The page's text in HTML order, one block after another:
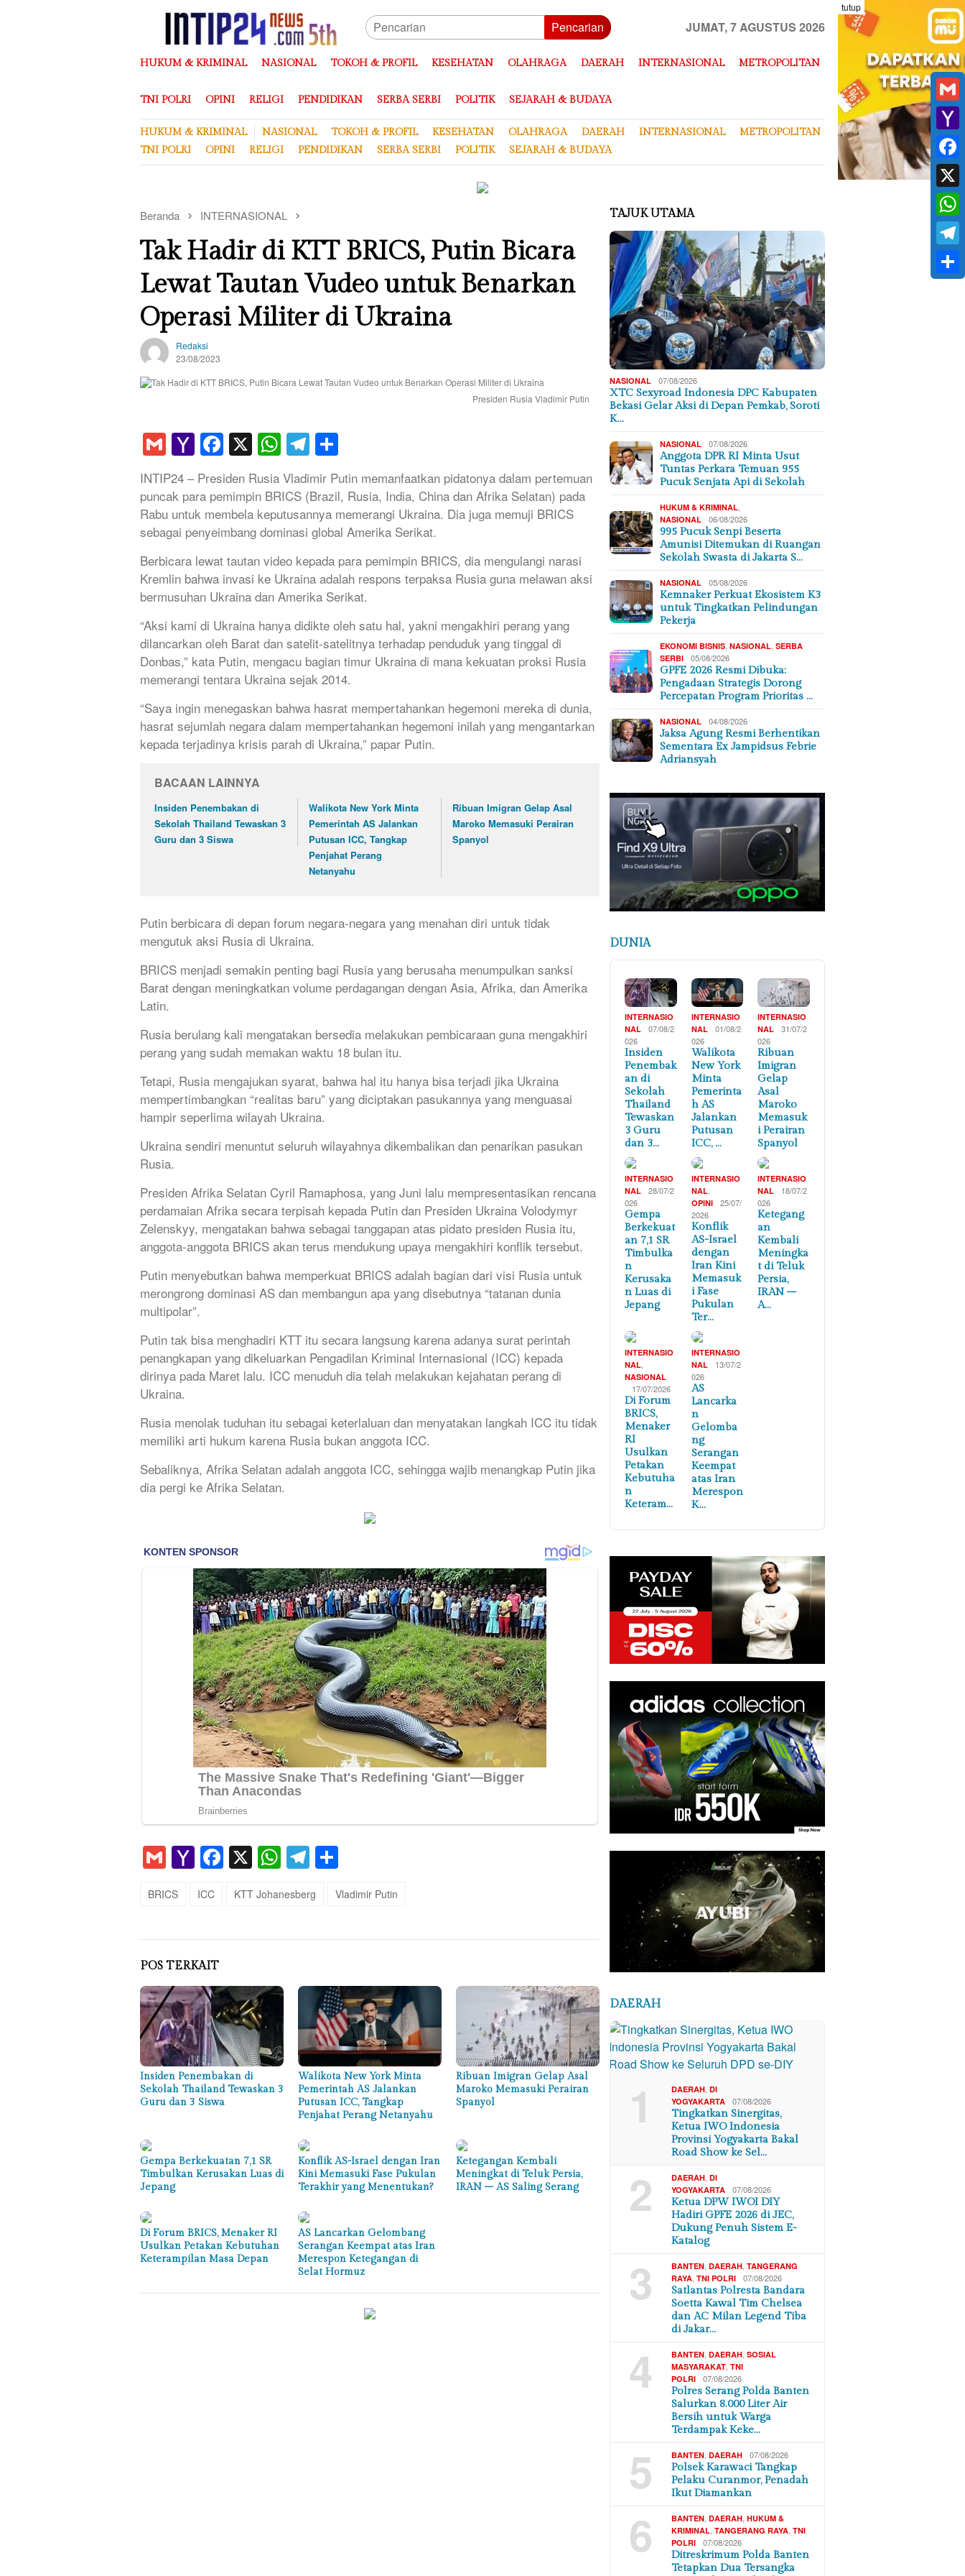
tutup
Pencarian JUMAT, 7 AGUSTUS 2026
HUKUM & KRIMINAL NASIONAL TOKOH & PROFIL KESEHATAN OLAHRAGA DAERAH INTERNASIONAL METROPOLITAN
TNI POLRI OPINI RELIGI PENDIDIKAN SERBA SERBI POLITIK SEJARAH & BUDAYA
HUKUM & KRIMINAL NASIONAL TOKOH & PROFIL KESEHATAN OLAHRAGA DAERAH INTERNASIONAL
METROPOLITAN
TNI POLRI
OPINI RELIGI PENDIDIKAN SERBA SERBI POLITIK SEJARAH & BUDAYA
Beranda INTERNASIONAL
Tak Hadir di KTT BRICS, Putin Bicara
Lewat Tautan Vudeo untuk Benarkan
Operasi Militer di Ukraina
Redaksi
23/08/2023
Presiden Rusia Vladimir Putin
GmailYahoo
Mail
Facebook
X WhatsApp
Telegram
INTIP24 – Presiden Rusia Vladimir Putin memanfaatkan pidatonya dalam pertemuan
puncak para pemimpin BRICS (Brazil, Rusia, India, China dan Afrika Selatan) pada
Rabu untuk membela keputusannya memerangi Ukraina. Dia juga memuji BRICS
sebagai penyeimbang dominasi global Amerika Serikat.
Berbicara lewat tautan video kepada para pemimpin BRICS, dia mengulangi narasi
Kremlin bahwa invasi ke Ukraina adalah respons terpaksa Rusia guna melawan aksi
bermusuhan Ukraina dan Amerika Serikat.
“Aksi kami di Ukraina hanya didikte oleh satu hal, yakni mengakhiri perang yang
dilancarkan oleh Barat dan satelit-satelitnya terhadap penduduk yang tinggal di
Donbas,” kata Putin, mengacu bagian timur Ukraina di mana kekuatan proksi Rusia
memerangi tentara Ukraina sejak 2014.
“Saya ingin menegaskan bahwa hasrat mempertahankan hegemoni mereka di dunia,
hasrat sejumlah negara dalam mempertahankan hegemoni inilah yang mengantarkan
kepada terjadinya krisis parah di Ukraina,” papar Putin.
BACAAN LAINNYA
Insiden Penembakan di
Sekolah Thailand Tewaskan 3
Guru dan 3 Siswa
Walikota New York Minta
Pemerintah AS Jalankan
Putusan ICC, Tangkap
Penjahat Perang
Netanyahu
Ribuan Imigran Gelap Asal
Maroko Memasuki Perairan
Spanyol
Putin berbicara di depan forum negara-negara yang menahan diri untuk tidak
mengutuk aksi Rusia di Ukraina.
BRICS menjadi semakin penting bagi Rusia yang berusaha menumpulkan sanksi
Barat dengan meningkatkan volume perdagangan dengan Asia, Afrika, dan Amerika
Latin.
Rusia berulang kali mengatakan bersedia melakukan pembicaraan guna mengakhiri
perang yang sudah memakan waktu 18 bulan itu.
Tetapi, Rusia mengajukan syarat, bahwa hal itu hanya bisa terjadi jika Ukraina
mempertimbangkan “realitas baru” yang diciptakan pasukannya yang menguasai
hampir seperlima wilayah Ukraina.
Ukraina sendiri menuntut seluruh wilayahnya dikembalikan dan penarikan pasukan
Rusia.
Presiden Afrika Selatan Cyril Ramaphosa, yang Juni lalu mempresentasikan rencana
perdamaian Afrika secara terpisah kepada Putin dan Presiden Ukraina Volodymyr
Zelenskyy, mengatakan bahwa sebagai tanggapan atas pidato presiden Rusia itu,
anggota-anggota BRICS akan terus mendukung upaya mengakhiri konflik tersebut.
Putin menyebutkan bahwa memperkuat BRICS adalah bagian dari visi Rusia untuk
merongrong dominasi AS dan membangun apa yang disebutnya “tatanan dunia
multipolar”.
Putin tak bisa menghadiri KTT itu secara langsung karena adanya surat perintah
penangkapan yang dikeluarkan Pengadilan Kriminal Internasional (ICC) kepada
dirinya pada Maret lalu. ICC menuduh dia telah melakukan kejahatan perang di
Ukraina.
Rusia menolak tuduhan itu sebagai keterlaluan dan menyatakan langkah ICC itu tidak
memiliki arti hukum karena Rusia bukan anggota ICC.
Sebaliknya, Afrika Selatan adalah anggota ICC, sehingga wajib menangkap Putin jika
dia pergi ke Afrika Selatan.
GmailYahoo
Mail
Facebook
X WhatsApp
Telegram
BRICS ICC KTT Johanesberg Vladimir Putin
POS TERKAIT
Insiden Penembakan di
Sekolah Thailand Tewaskan 3
Guru dan 3 Siswa
Walikota New York Minta
Pemerintah AS Jalankan
Putusan ICC, Tangkap
Penjahat Perang Netanyahu
Ribuan Imigran Gelap Asal
Maroko Memasuki Perairan
Spanyol
Gempa Berkekuatan 7,1 SR
Timbulkan Kerusakan Luas di
Jepang
Konflik AS-Israel dengan Iran
Kini Memasuki Fase Pukulan
Terakhir yang Menentukan?
Ketegangan Kembali
Meningkat di Teluk Persia,
IRAN – AS Saling Serang
Di Forum BRICS, Menaker RI
Usulkan Petakan Kebutuhan
Keterampilan Masa Depan
AS Lancarkan Gelombang
Serangan Keempat atas Iran
Merespon Ketegangan di
Selat Hormuz
TAJUK UTAMA
NASIONAL 07/08/2026
XTC Sexyroad Indonesia DPC Kabupaten
Bekasi Gelar Aksi di Depan Pemkab, Soroti
K…
NASIONAL 07/08/2026
Anggota DPR RI Minta Usut
Tuntas Perkara Temuan 955
Pucuk Senjata Api di Sekolah
HUKUM & KRIMINAL
NASIONAL 06/08/2026
995 Pucuk Senpi Beserta
Amunisi Ditemukan di Ruangan
Sekolah Swasta di Jakarta S…
NASIONAL 05/08/2026
Kemnaker Perkuat Ekosistem K3
untuk Tingkatkan Pelindungan
Pekerja
EKONOMI BISNIS ,NASIONAL ,SERBA
SERBI
05/08/2026
GPFE 2026 Resmi Dibuka:
Pengadaan Strategis Dorong
Percepatan Program Prioritas …
NASIONAL 04/08/2026
Jaksa Agung Resmi Berhentikan
Sementara Ex Jampidsus Febrie
Adriansyah
DUNIA
INTERNASIO
NAL
07/08/2
026
Insiden
Penembak
an di
Sekolah
Thailand
Tewaskan
3 Guru
dan 3…
INTERNASIO
NAL
01/08/2
026
Walikota
New York
Minta
Pemerinta
h AS
Jalankan
Putusan
ICC, …
INTERNASIO
NAL
31/07/2
026
Ribuan
Imigran
Gelap
Asal
Maroko
Memasuk
i Perairan
Spanyol
INTERNASIO
NAL
28/07/2
026
Gempa
Berkekuat
an 7,1 SR
Timbulka
n
Kerusaka
n Luas di
Jepang
INTERNASIO
NAL,
OPINI
25/07/
2026
Konflik
AS-Israel
dengan
Iran Kini
Memasuk
i Fase
Pukulan
Ter…
INTERNASIO
NAL
18/07/2
026
Ketegang
an
Kembali
Meningka
t di Teluk
Persia,
IRAN –
A…
INTERNASIO
NAL,
NASIONAL
17/07/2026
Di Forum
BRICS,
Menaker
RI
Usulkan
Petakan
Kebutuha
n
Keteram…
INTERNASIO
NAL
13/07/2
026
AS
Lancarka
n
Gelomba
ng
Serangan
Keempat
atas Iran
Merespon
K…
DAERAH
1 DAERAH ,DI
YOGYAKARTA
07/08/2026
Tingkatkan Sinergitas,
Ketua IWO Indonesia
Provinsi Yogyakarta Bakal
Road Show ke Sel…
2 DAERAH ,DI
YOGYAKARTA
07/08/2026
Ketua DPW IWOI DIY
Hadiri GPFE 2026 di JEC,
Dukung Penuh Sistem E-
Katalog
3 BANTEN ,DAERAH ,TANGERANG
RAYA ,TNI POLRI 07/08/2026
Satlantas Polresta Bandara
Soetta Kawal Tim Chelsea
dan AC Milan Legend Tiba
di Jakar…
4 BANTEN ,DAERAH ,SOSIAL
MASYARAKAT ,TNI
POLRI
07/08/2026
Polres Serang Polda Banten
Salurkan 8.000 Liter Air
Bersih untuk Warga
Terdampak Keke…
5 BANTEN ,DAERAH 07/08/2026
Polsek Karawaci Tangkap
Pelaku Curanmor, Penadah
Ikut Diamankan
6 BANTEN ,DAERAH ,HUKUM &
KRIMINAL ,TANGERANG RAYA ,TNI
POLRI
07/08/2026
Ditreskrimum Polda Banten
Tetapkan Dua Tersangka
Mail
X